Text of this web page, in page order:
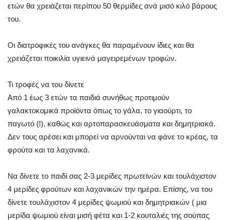
ετών θα χρειάζεται περίπου 50 θερμίδες ανά μισό κιλό βάρους
του.
Οι διατροφικές του ανάγκες θα παραμένουν ίδιες και θα
χρειάζεται ποικιλία υγιεινά μαγειρεμένων τροφών.
Τι τροφές να του δίνετε
Από 1 έως 3 ετών τα παιδιά συνήθως προτιμούν
γαλακτοκομικά προϊόντα όπως το γάλα, το γιαούρτι, το
παγωτό (!), καθώς και αρτοπαρασκευάσματα και δημητριακά.
Δεν τους αρέσει και μπορεί να αρνούνται να φάνε το κρέας, τα
φρούτα και τα λαχανικά.
Να δίνετε το παιδί σας 2-3 μερίδες πρωτεϊνών και τουλάχιστον
4 μερίδες φρούτων και λαχανικών την ημέρα. Επίσης, να του
δίνετε τουλάχιστον 4 μερίδες ψωμιού και δημητριακών ( μια
μερίδα ψωμιού είναι μισή φέτα και 1-2 κουταλιές της σούπας